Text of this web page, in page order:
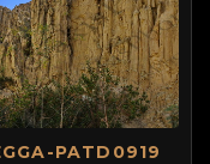
PATD0919